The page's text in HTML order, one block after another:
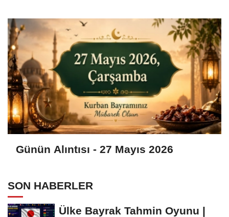
Günün Alıntısı - 27 Mayıs 2026
SON HABERLER
Ülke Bayrak Tahmin Oyunu |